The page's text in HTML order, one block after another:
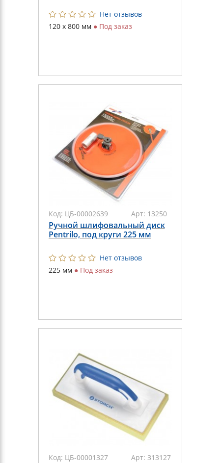
Нет отзывов
120 х 800 мм ● Под заказ
Код: ЦБ-00002639 Арт: 13250
Ручной шлифовальный диск
Pentrilo, под круги 225 мм
Нет отзывов
225 мм ● Под заказ
Код: ЦБ-00001327 Арт: 313127